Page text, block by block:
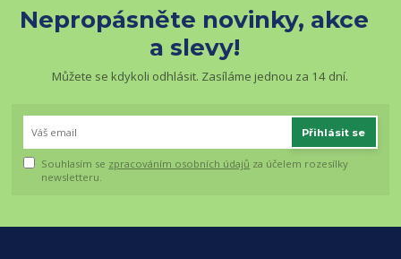
Nepropásněte novinky, akce
a slevy!
Můžete se kdykoli odhlásit. Zasíláme jednou za 14 dní.
Přihlásit se
Souhlasím se zpracováním osobních údajů za účelem rozesílky
newsletteru.